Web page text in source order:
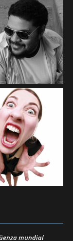
mundial